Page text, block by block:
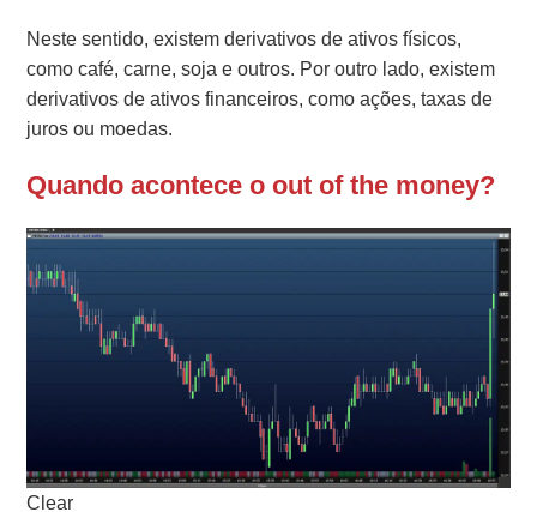
Neste sentido, existem derivativos de ativos físicos,
como café, carne, soja e outros. Por outro lado, existem
derivativos de ativos financeiros, como ações, taxas de
juros ou moedas.
Quando acontece o out of the money?
Clear